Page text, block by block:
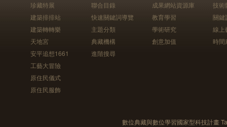
珍藏特展
建築排排站
建築轉轉樂
天地宮
安平追想1661
工藝大冒險
原住民儀式
原住民服飾
聯合目錄
快速關鍵詞導覽
主題分類
典藏機構
進階搜尋
成果網站資源庫
教育學習
學術研究
創意加值
技術
關鍵
線上
時間
數位典藏與數位學習國家型科技計畫